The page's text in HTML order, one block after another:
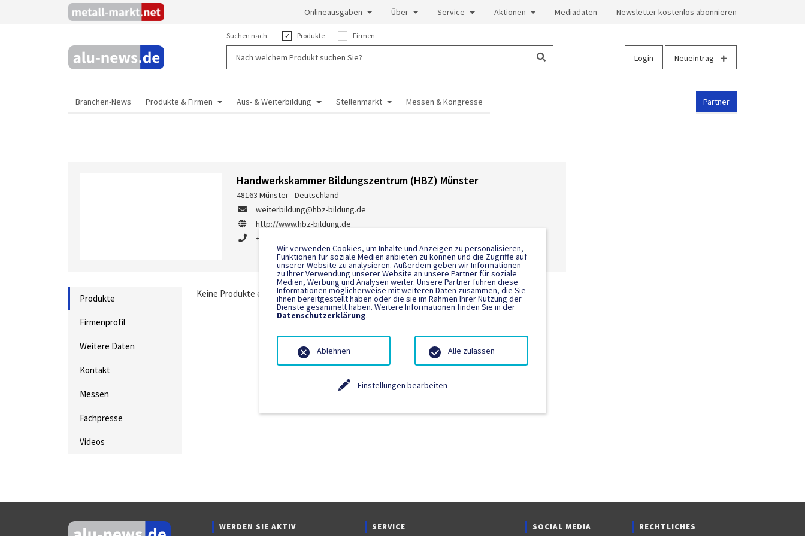
Onlineausgaben Über Service Aktionen Mediadaten Newsletter kostenlos abonnieren
Suchen nach: Produkte Firmen
Login Neueintrag
Branchen-News Produkte & Firmen Aus- & Weiterbildung Stellenmarkt Messen & Kongresse Partner
Handwerkskammer Bildungszentrum (HBZ) Münster
48163 Münster - Deutschland
weiterbildung@hbz-bildung.de
http://www.hbz-bildung.de
+49-(0)251-705-4444
Produkte
Firmenprofil
Weitere Daten
Kontakt
Messen
Fachpresse
Videos
Keine Produkte eingetragen.
WERDEN SIE AKTIV SERVICE SOCIAL MEDIA RECHTLICHES
Wir verwenden Cookies, um Inhalte und Anzeigen zu personalisieren,
Funktionen für soziale Medien anbieten zu können und die Zugriffe auf
unserer Website zu analysieren. Außerdem geben wir Informationen
zu Ihrer Verwendung unserer Website an unsere Partner für soziale
Medien, Werbung und Analysen weiter. Unsere Partner führen diese
Informationen möglicherweise mit weiteren Daten zusammen, die Sie
ihnen bereitgestellt haben oder die sie im Rahmen Ihrer Nutzung der
Dienste gesammelt haben. Weitere Informationen finden Sie in der
Datenschutzerklärung.
Einstellungen bearbeiten
Ablehnen Alle zulassen